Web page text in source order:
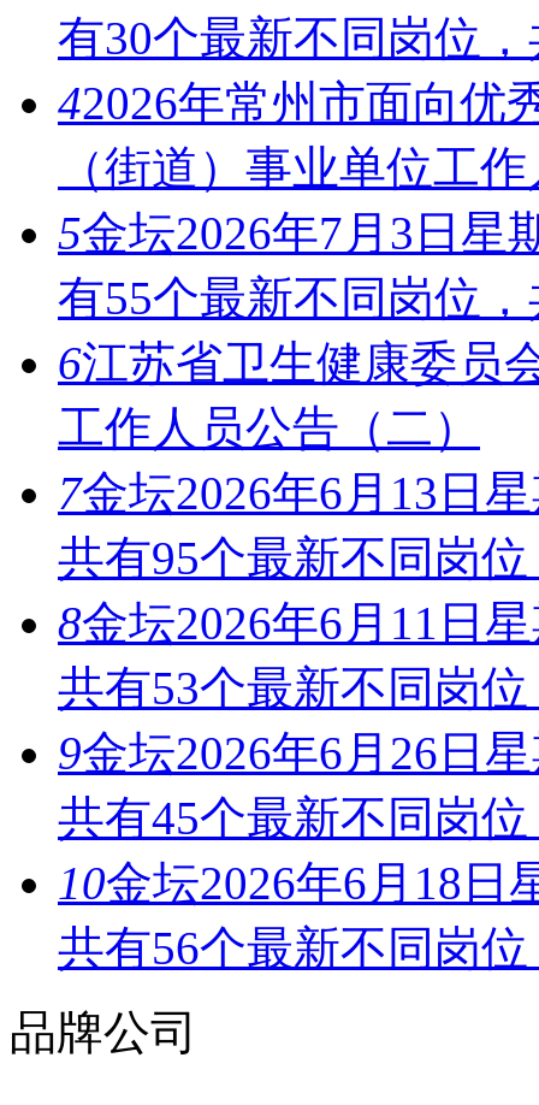
有30个最新不同岗位
42026年常州市面向优
（街道）事业单位工
5金坛2026年7月3日星
有55个最新不同岗位
6江苏省卫生健康委员
工作人员公告（二）
7金坛2026年6月13日
共有95个最新不同岗
8金坛2026年6月11日
共有53个最新不同岗
9金坛2026年6月26日
共有45个最新不同岗
10金坛2026年6月18日
共有56个最新不同岗
品牌公司